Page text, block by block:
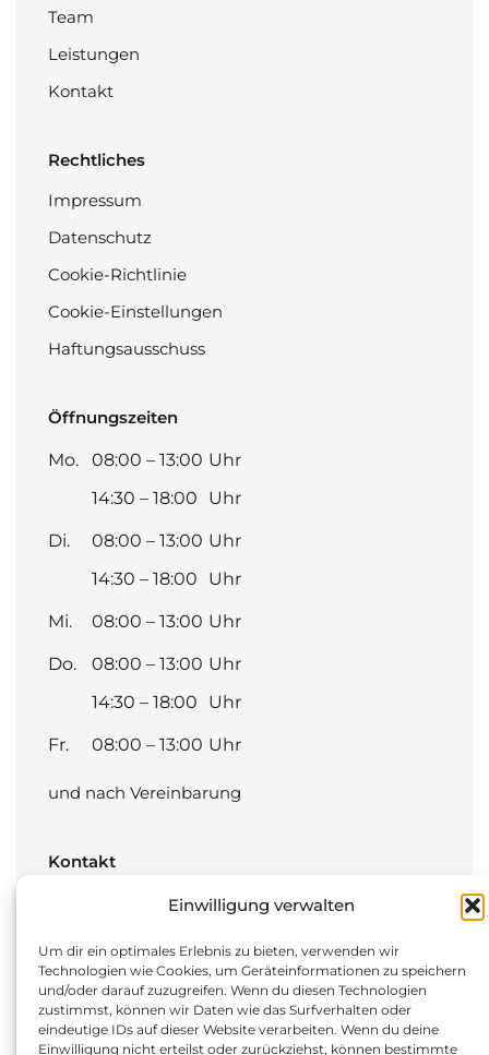
Einwilligung verwalten
Um dir ein optimales Erlebnis zu bieten, verwenden wir
Technologien wie Cookies, um Geräteinformationen zu speichern
und/oder darauf zuzugreifen. Wenn du diesen Technologien
zustimmst, können wir Daten wie das Surfverhalten oder
eindeutige IDs auf dieser Website verarbeiten. Wenn du deine
Einwilligung nicht erteilst oder zurückziehst, können bestimmte
Team
Leistungen
Kontakt
Rechtliches
Impressum
Datenschutz
Cookie-Richtlinie
Cookie-Einstellungen
Haftungsausschuss
Öffnungszeiten
Mo.
08:00 – 13:00
14:30 – 18:00
Uhr
Uhr
Di.
08:00 – 13:00
14:30 – 18:00
Uhr
Uhr
Mi. 08:00 – 13:00 Uhr
Do.
08:00 – 13:00
14:30 – 18:00
Uhr
Uhr
Fr. 08:00 – 13:00 Uhr
und nach Vereinbarung
Kontakt
Düsseldorfer Straße 80
T:0208 4128740
F: 0208 41287425
M:info@oz-muelheim.de